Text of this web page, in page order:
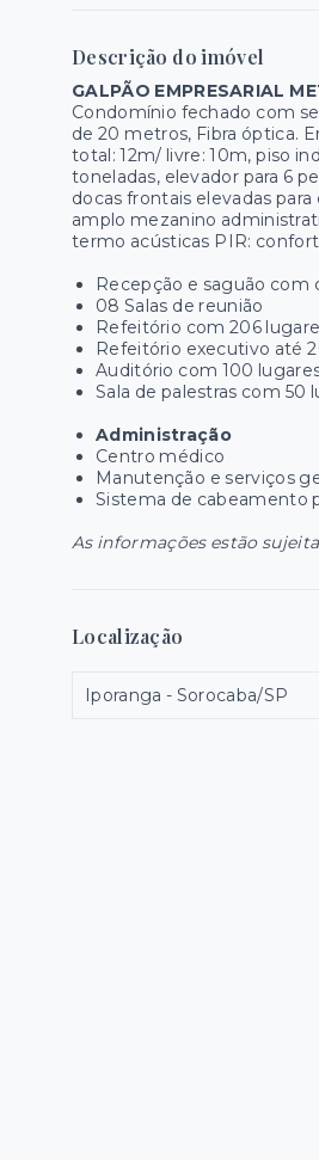
Descrição do imóvel
GALPÃO EMPRESARIAL
Condomínio fechado com
de 20 metros, Fibra óptica.
total: 12m/ livre: 10m, piso
toneladas, elevador para 6
docas frontais elevadas
amplo mezanino
termo acústicas PIR:
Recepção e saguão com
08 Salas de reunião
Refeitório com 206
Refeitório executivo até
Auditório com 100
Sala de palestras com 50
Administração
Centro médico
Manutenção e serviços
Sistema de cabeamento
As informações estão
Localização
Iporanga - Sorocaba/SP